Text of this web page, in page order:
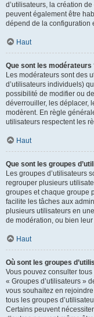
d’utilisateurs, la création
peuvent également être
dépend de la configuration
Haut
Que sont les modérateurs
Les modérateurs sont des
d’utilisateurs individuels)
possibilité de modifier ou
déverrouiller, les déplacer,
modèrent. En règle
utilisateurs respectent les
Haut
Que sont les groupes
Les groupes d’utilisateurs
regrouper plusieurs
groupes et chaque groupe
facilite les tâches aux
plusieurs utilisateurs en
de modération, ou bien
Haut
Où sont les groupes
Vous pouvez consulter
« Groupes d’utilisateurs »
vous souhaitez en
tous les groupes
Certains peuvent